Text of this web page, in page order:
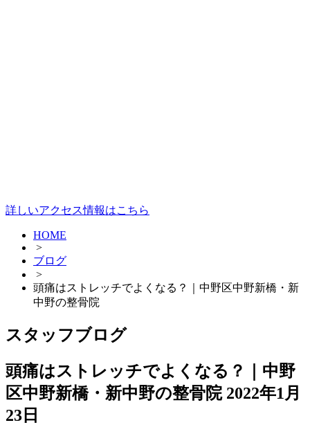
詳しいアクセス情報はこちら
HOME
>
ブログ
>
頭痛はストレッチでよくなる？｜中野区中野新橋・新
中野の整骨院
スタッフブログ
頭痛はストレッチでよくなる？｜中野
区中野新橋・新中野の整骨院 2022年1月
23日